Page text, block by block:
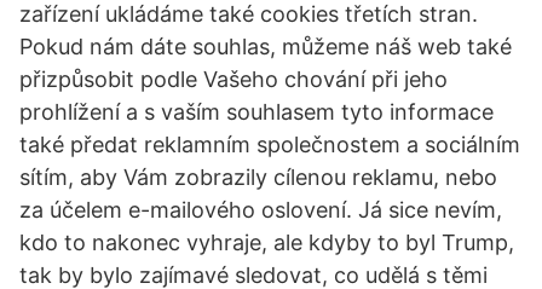
zařízení ukládáme také cookies třetích stran.
Pokud nám dáte souhlas, můžeme náš web také
přizpůsobit podle Vašeho chování při jeho
prohlížení a s vaším souhlasem tyto informace
také předat reklamním společnostem a sociálním
sítím, aby Vám zobrazily cílenou reklamu, nebo
za účelem e-mailového oslovení. Já sice nevím,
kdo to nakonec vyhraje, ale kdyby to byl Trump,
tak by bylo zajímavé sledovat, co udělá s těmi